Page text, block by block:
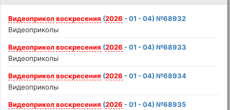
Видеоприкол воскресения (2026 - 01 - 04) №68932
Видеоприколы
Видеоприкол воскресения (2026 - 01 - 04) №68933
Видеоприколы
Видеоприкол воскресения (2026 - 01 - 04) №68934
Видеоприколы
Видеоприкол воскресения (2026 - 01 - 04) №68935